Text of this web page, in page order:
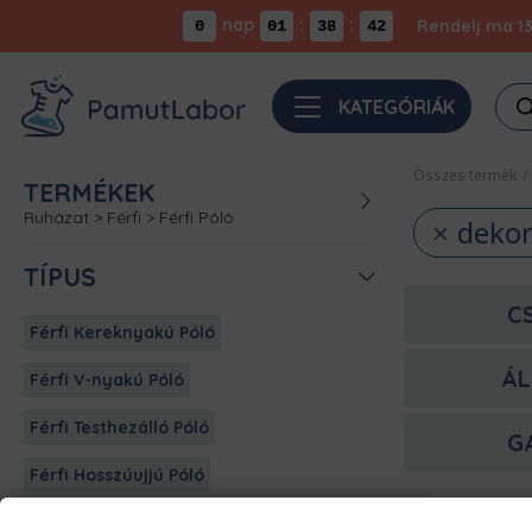
0 nap 01 : 38 : 41 Rendelj ma
KATEGÓRIÁK
TERMÉKEK
Ruházat > Férfi > Férfi Póló
TÍPUS
Férfi Kereknyakú Póló
Férfi V-nyakú Póló
Férfi Testhezálló Póló
Férfi Hosszúujjú Póló
Összes termék /